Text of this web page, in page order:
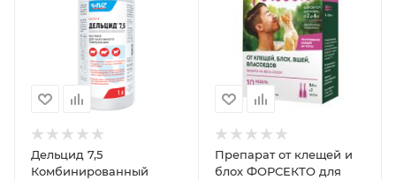
Дельцид 7,5
Комбинированный
Препарат от клещей и
блох ФОРСЕКТО для